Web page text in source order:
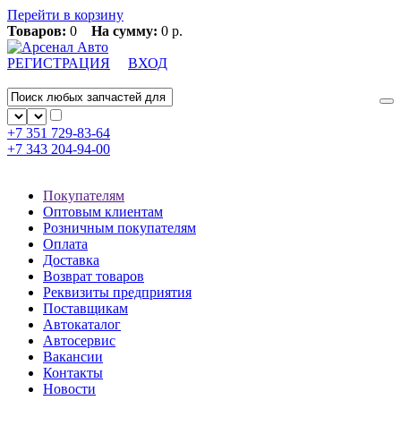
Перейти в корзину
Товаров: 0 На сумму: 0 р.
РЕГИСТРАЦИЯ ВХОД
+7 351 729-83-64
+7 343 204-94-00
Покупателям
Оптовым клиентам
Розничным покупателям
Оплата
Доставка
Возврат товаров
Реквизиты предприятия
Поставщикам
Автокаталог
Автосервис
Вакансии
Контакты
Новости